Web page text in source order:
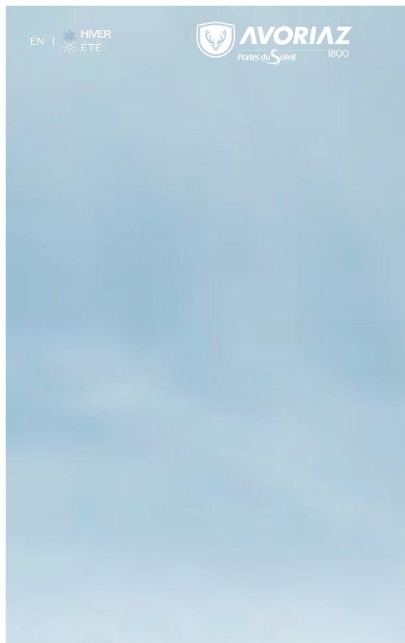
HIVER
ÉTÉ